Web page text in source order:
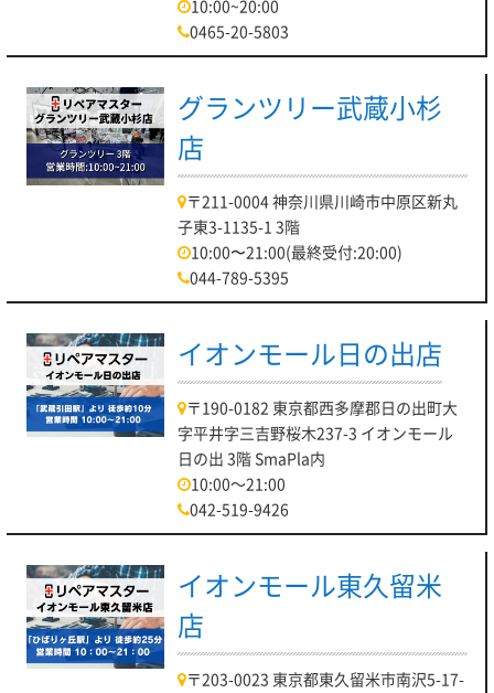
10:00~20:00
0465-20-5803
グランツリー武蔵小杉
店
〒211-0004 神奈川県川崎市中原区新丸
子東3-1135-1 3階
10:00〜21:00(最終受付:20:00)
044-789-5395
イオンモール日の出店
〒190-0182 東京都西多摩郡日の出町大
字平井字三吉野桜木237-3 イオンモール
日の出 3階 SmaPla内
10:00～21:00
042-519-9426
イオンモール東久留米
店
〒203-0023 東京都東久留米市南沢5-17-